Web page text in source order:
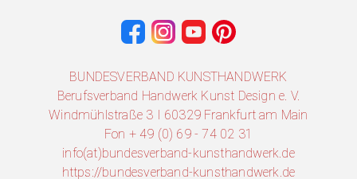
BUNDESVERBAND KUNSTHANDWERK
Berufsverband Handwerk Kunst Design e. V.
Windmühlstraße 3 I 60329 Frankfurt am Main
Fon + 49 (0) 69 - 74 02 31
info(at)bundesverband-kunsthandwerk.de
https://bundesverband-kunsthandwerk.de